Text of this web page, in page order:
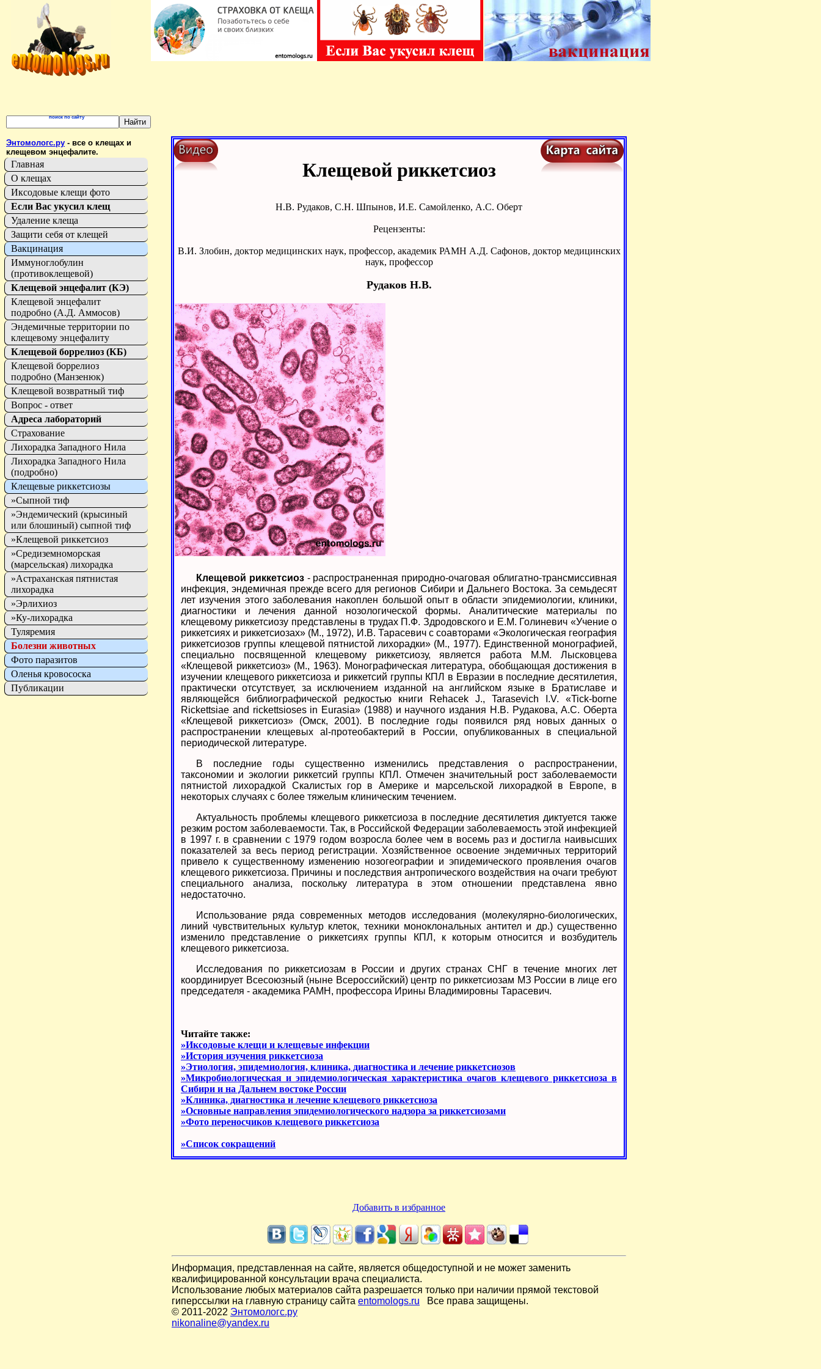
Главная
О клещах
Иксодовые клещи фото
Если Вас укусил клещ
Удаление клеща
Защити себя от клещей
Вакцинация
Иммуноглобулин
(противоклещевой)
Клещевой энцефалит (КЭ)
Клещевой энцефалит
подробно (А.Д. Аммосов)
Эндемичные территории по
клещевому энцефалиту
Клещевой боррелиоз (КБ)
Клещевой боррелиоз
подробно (Манзенюк)
Клещевой возвратный тиф
Вопрос - ответ
Адреса лабораторий
Страхование
Лихорадка Западного Нила
Лихорадка Западного Нила
(подробно)
Клещевые риккетсиозы
»Сыпной тиф
»Эндемический (крысиный
или блошиный) сыпной тиф
»Клещевой риккетсиоз
»Средиземноморская
(марсельская) лихорадка
»Астраханская пятнистая
лихорадка
»Эрлихиоз
»Ку-лихорадка
Туляремия
Болезни животных
Фото паразитов
Оленья кровососка
Публикации
Клещевой риккетсиоз
Н.В. Рудаков, С.Н. Шпынов, И.Е. Самойленко, А.С. Оберт
Рецензенты:
В.И. Злобин, доктор медицинских наук, профессор, академик РАМН А.Д. Сафонов, доктор медицинских
наук, профессор
Рудаков Н.В.
Клещевой риккетсиоз- распространенная природно-очаговая облигатно-трансмиссивная
инфекция, эндемичная прежде всего для регионов Сибири и Дальнего Востока. За семьдесят
лет изучения этого заболевания накоплен большой опыт в области эпидемиологии, клиники,
диагностики и лечения данной нозологической формы. Аналитические материалы по
клещевому риккетсиозу представлены в трудах П.Ф. Здродовского и Е.М. Голиневич «Учение о
риккетсиях и риккетсиозах» (М., 1972), И.В. Тарасевич с соавторами «Экологическая география
риккетсиозов группы клещевой пятнистой лихорадки» (М., 1977). Единственной монографией,
специально посвященной клещевому риккетсиозу, является работа М.М. Лысковцева
«Клещевой риккетсиоз» (М., 1963). Монографическая литература, обобщающая достижения в
изучении клещевого риккетсиоза и риккетсий группы КПЛ в Евразии в последние десятилетия,
практически отсутствует, за исключением изданной на английском языке в Братиславе и
являющейся библиографической редкостью книги Rehacek J., Tarasevich I.V. «Tick-borne
Rickettsiae and rickettsioses in Eurasia» (1988) и научного издания H.B. Рудакова, А.С. Оберта
«Клещевой риккетсиоз» (Омск, 2001). В последние годы появился ряд новых данных о
распространении клещевых al-протеобактерий в России, опубликованных в специальной
периодической литературе.
В последние годы существенно изменились представления о распространении,
таксономии и экологии риккетсий группы КПЛ. Отмечен значительный рост заболеваемости
пятнистой лихорадкой Скалистых гор в Америке и марсельской лихорадкой в Европе, в
некоторых случаях с более тяжелым клиническим течением.
Актуальность проблемы клещевого риккетсиоза в последние десятилетия диктуется также
резким ростом заболеваемости. Так, в Российской Федерации заболеваемость этой инфекцией
в 1997 г. в сравнении с 1979 годом возросла более чем в восемь раз и достигла наивысших
показателей за весь период регистрации. Хозяйственное освоение эндемичных территорий
привело к существенному изменению нозогеографии и эпидемического проявления очагов
клещевого риккетсиоза. Причины и последствия антропического воздействия на очаги требуют
специального анализа, поскольку литература в этом отношении представлена явно
недостаточно.
Использование ряда современных методов исследования (молекулярно-биологических,
линий чувствительных культур клеток, техники моноклональных антител и др.) существенно
изменило представление о риккетсиях группы КПЛ, к которым относится и возбудитель
клещевого риккетсиоза.
Исследования по риккетсиозам в России и других странах СНГ в течение многих лет
координирует Всесоюзный (ныне Всероссийский) центр по риккетсиозам МЗ России в лице его
председателя - академика РАМН, профессора Ирины Владимировны Тарасевич.
Читайте также:
»Иксодовые клещи и клещевые инфекции
»История изучения риккетсиоза
»Этиология, эпидемиология, клиника, диагностика и лечение риккетсиозов
»Микробиологическая и эпидемиологическая характеристика очагов клещевого риккетсиоза в
Сибири и на Дальнем востоке России
»Клиника, диагностика и лечение клещевого риккетсиоза
»Основные направления эпидемиологического надзора за риккетсиозами
»Фото переносчиков клещевого риккетсиоза
»Список сокращений
Добавить в избранное
Информация, представленная на сайте, является общедоступной и не может заменить
квалифицированной консультации врача специалиста.
Использование любых материалов сайта разрешается только при наличии прямой текстовой
гиперссылки на главную страницу сайта entomologs.ru Все права защищены.
© 2011-2022 Энтомологс.ру
nikonaline@yandex.ru
поиск по сайту
Энтомологс.ру - все о клещах и
клещевом энцефалите.